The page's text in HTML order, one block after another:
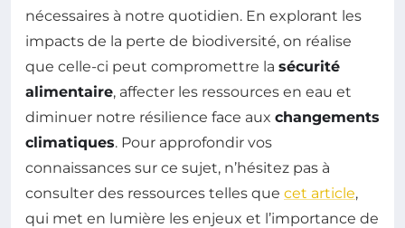
nécessaires à notre quotidien. En explorant les
impacts de la perte de biodiversité, on réalise
que celle-ci peut compromettre la sécurité
alimentaire, affecter les ressources en eau et
diminuer notre résilience face aux changements
climatiques. Pour approfondir vos
connaissances sur ce sujet, n’hésitez pas à
consulter des ressources telles que cet article,
qui met en lumière les enjeux et l’importance de